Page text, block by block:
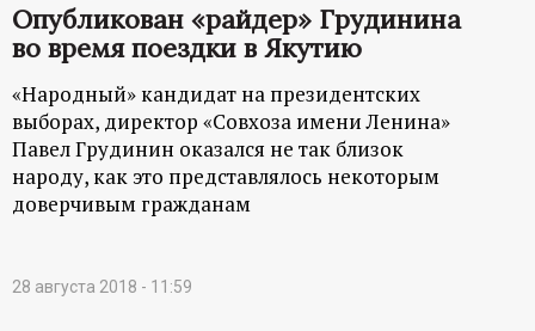
Опубликован «райдер» Грудинина
во время поездки в Якутию
«Народный» кандидат на президентских
выборах, директор «Совхоза имени Ленина»
Павел Грудинин оказался не так близок
народу, как это представлялось некоторым
доверчивым гражданам
28 августа 2018 - 11:59